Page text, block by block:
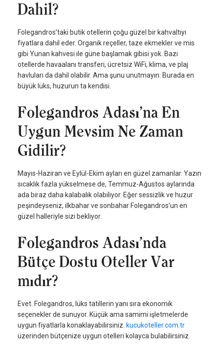
Dahil?
Folegandros’taki butik otellerin çoğu güzel bir kahvaltıyı
fiyatlara dahil eder. Organik reçeller, taze ekmekler ve mis
gibi Yunan kahvesi ile güne başlamak gibisi yok. Bazı
otellerde havaalanı transferi, ücretsiz WiFi, klima, ve plaj
havluları da dahil olabilir. Ama şunu unutmayın: Burada en
büyük lüks, huzurun ta kendisi.
Folegandros Adası’na En
Uygun Mevsim Ne Zaman
Gidilir?
Mayıs-Haziran ve Eylül-Ekim ayları en güzel zamanlar. Yazın
sıcaklık fazla yükselmese de, Temmuz-Ağustos aylarında
ada biraz daha kalabalık olabiliyor. Eğer sessizlik ve huzur
peşindeyseniz, ilkbahar ve sonbahar Folegandros’un en
güzel halleriyle sizi bekliyor.
Folegandros Adası’nda
Bütçe Dostu Oteller Var
mıdır?
Evet. Folegandros, lüks tatillerin yanı sıra ekonomik
seçenekler de sunuyor. Küçük ama samimi işletmelerde
uygun fiyatlarla konaklayabilirsiniz. kucukoteller.com.tr
üzerinden bütçenize uygun otelleri kolayca bulabilirsiniz.